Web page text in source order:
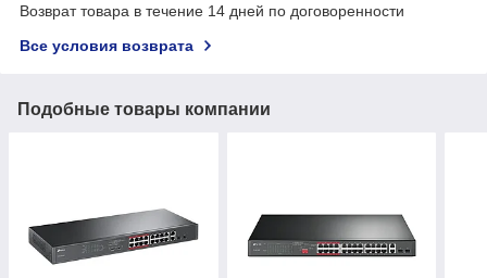
Возврат товара в течение 14 дней по договоренности
Все условия возврата
Подобные товары компании